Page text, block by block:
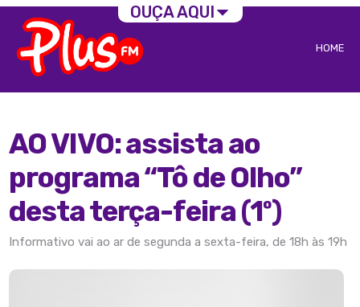
HOME
AO VIVO: assista ao
programa “Tô de Olho”
desta terça-feira (1º)
Informativo vai ao ar de segunda a sexta-feira, de 18h às 19h
OUÇA AQUI